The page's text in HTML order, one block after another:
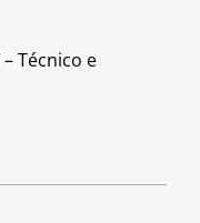
Técnico e